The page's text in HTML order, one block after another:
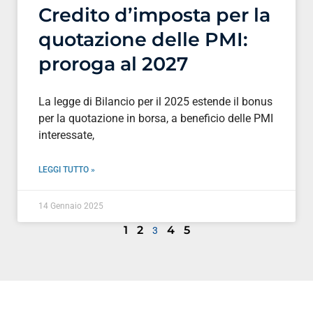
Credito d’imposta per la
quotazione delle PMI:
proroga al 2027
La legge di Bilancio per il 2025 estende il bonus
per la quotazione in borsa, a beneficio delle PMI
interessate,
LEGGI TUTTO »
14 Gennaio 2025
1 2 3 4 5